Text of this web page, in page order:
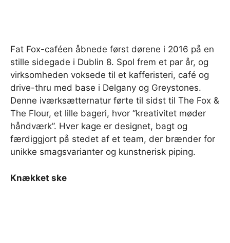
Fat Fox-caféen åbnede først dørene i 2016 på en
stille sidegade i Dublin 8. Spol frem et par år, og
virksomheden voksede til et kafferisteri, café og
drive-thru med base i Delgany og Greystones.
Denne iværksætternatur førte til sidst til The Fox &
The Flour, et lille bageri, hvor “kreativitet møder
håndværk”. Hver kage er designet, bagt og
færdiggjort på stedet af et team, der brænder for
unikke smagsvarianter og kunstnerisk piping.
Knækket ske